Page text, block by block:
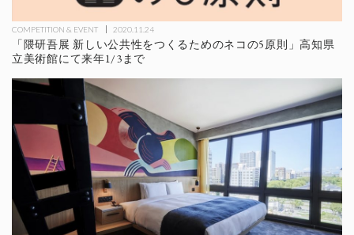
COMPETITION & EVENT 2020.11.24
「隈研吾展 新しい公共性をつくるためのネコの5原則」高知県
立美術館にて来年1/3まで